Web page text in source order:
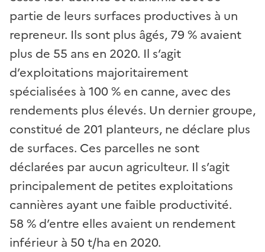
partie de leurs surfaces productives à un
repreneur. Ils sont plus âgés, 79 % avaient
plus de 55 ans en 2020. Il s’agit
d’exploitations majoritairement
spécialisées à 100 % en canne, avec des
rendements plus élevés. Un dernier groupe,
constitué de 201 planteurs, ne déclare plus
de surfaces. Ces parcelles ne sont
déclarées par aucun agriculteur. Il s’agit
principalement de petites exploitations
cannières ayant une faible productivité.
58 % d’entre elles avaient un rendement
inférieur à 50 t/ha en 2020.